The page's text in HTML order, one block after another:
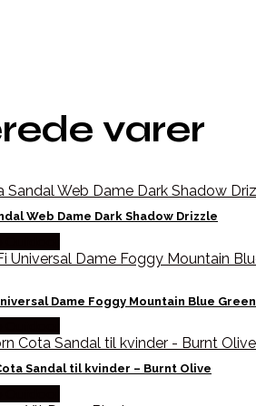
varer
Web Dame Dark Shadow Drizzle
Dame Foggy Mountain Blue Green
Sandal til kvinder – Burnt Olive